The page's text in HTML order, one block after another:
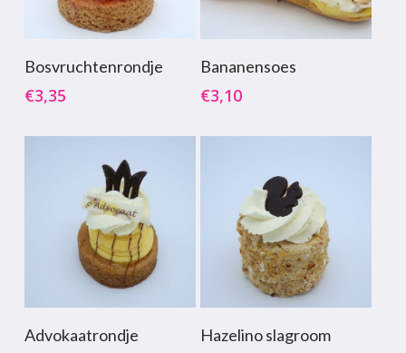
Toevoegen Aan
Bosvruchtenrondje
€3,35
Bananensoes
€3,10
Toevoegen Aan
Winkelwagen
Advokaatrondje
Toevoegen Aan
Winkelwagen
Hazelino slagroom